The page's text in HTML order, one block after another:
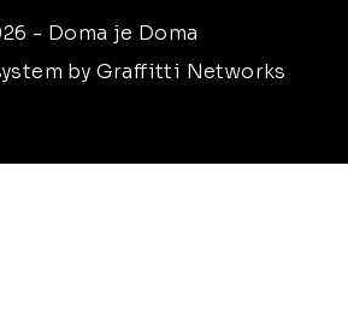
- Doma je Doma
by Graffitti Networks